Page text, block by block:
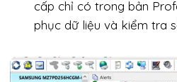
cấp chỉ có trong bản
phục dữ liệu và kiểm tra